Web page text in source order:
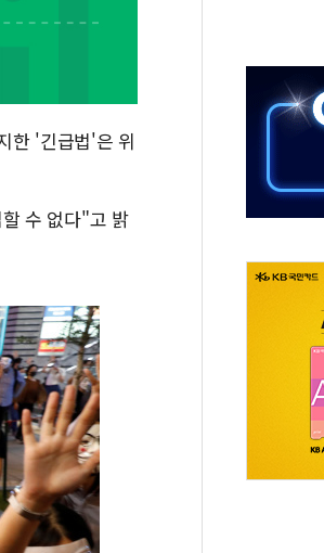
다…'자율규제단체' 타진
김민석 '재역전' vs 정청래 '격차 확대'
려 후퇴…S&P500 최고치
준 금리 인상 가능성 낮아지며 상승… STOXX
한 '긴급법'은 위
수 없다"고 밝